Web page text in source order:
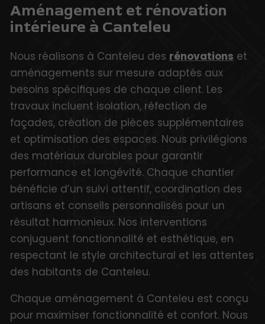
Aménagement et rénovation
intérieure à Canteleu
Nous réalisons à Canteleu des rénovations et
aménagements sur mesure adaptés aux
besoins spécifiques de chaque client. Les
travaux incluent isolation, réfection de
façades, création de pièces supplémentaires
et optimisation des espaces. Nous privilégions
des matériaux durables pour garantir
performance et longévité. Chaque chantier
bénéficie d’un suivi attentif, coordination des
artisans et conseils personnalisés pour un
résultat harmonieux. Nos interventions
conjuguent fonctionnalité et esthétique, en
respectant le style architectural et les attentes
des habitants de Canteleu.
Chaque aménagement à Canteleu est conçu
pour maximiser fonctionnalité et confort. Nous